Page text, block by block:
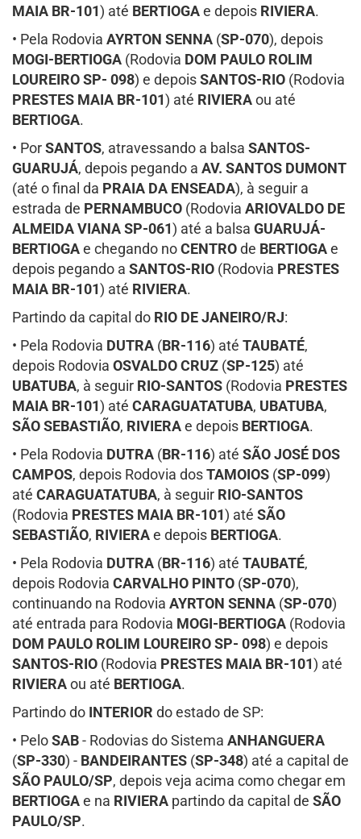
MAIA BR-101) até BERTIOGAe depois RIVIERA.
• Pela Rodovia AYRTON SENNA (SP-070), depois
MOGI-BERTIOGA (Rodovia DOM PAULO ROLIM
LOUREIRO SP- 098) e depoisSANTOS-RIO (Rodovia
PRESTES MAIA BR-101) até RIVIERAou até
BERTIOGA.
• PorSANTOS, atravessando a balsa SANTOS-
GUARUJÁ, depois pegando a AV. SANTOS DUMONT
(até o final da PRAIA DA ENSEADA), à seguir a
estrada de PERNAMBUCO (Rodovia ARIOVALDO DE
ALMEIDA VIANA SP-061) até a balsa GUARUJÁ-
BERTIOGAe chegando noCENTROde BERTIOGAe
depois pegando a SANTOS-RIO (Rodovia PRESTES
MAIA BR-101) até RIVIERA.
Partindo da capital do RIO DE JANEIRO/RJ:
• Pela Rodovia DUTRA (BR-116) até TAUBATÉ,
depois Rodovia OSVALDO CRUZ (SP-125) até
UBATUBA, à seguir RIO-SANTOS (Rodovia PRESTES
MAIA BR-101) até CARAGUATATUBA, UBATUBA,
SÃO SEBASTIÃO, RIVIERAe depois BERTIOGA.
• Pela Rodovia DUTRA (BR-116) até SÃO JOSÉ DOS
CAMPOS, depois Rodovia dosTAMOIOS (SP-099)
até CARAGUATATUBA, à seguir RIO-SANTOS
(Rodovia PRESTES MAIA BR-101) até SÃO
SEBASTIÃO, RIVIERAe depois BERTIOGA.
• Pela Rodovia DUTRA (BR-116) até TAUBATÉ,
depois Rodovia CARVALHO PINTO (SP-070),
continuando na Rodovia AYRTON SENNA (SP-070)
até entrada para Rodovia MOGI-BERTIOGA (Rodovia
DOM PAULO ROLIM LOUREIRO SP- 098) e depois
SANTOS-RIO (Rodovia PRESTES MAIA BR-101) até
RIVIERAou até BERTIOGA.
Partindo do INTERIOR do estado de SP:
• PeloSAB- Rodovias do Sistema ANHANGUERA
(SP-330) - BANDEIRANTES (SP-348) até a capital de
SÃO PAULO/SP, depois veja acima como chegar em
BERTIOGAe na RIVIERA partindo da capital de SÃO
PAULO/SP.